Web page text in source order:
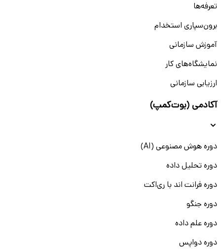
تعرفه‌ها
برون‌سپاری استخدام
آموزش سازمانی
نمایشگاه‌های کار
ارزیابی سازمانی
آکادمی (بوت‌کمپ)
دوره هوش مصنوعی (AI)
دوره تحلیل داده
دوره فرانت اند با ری‌اکت
دوره جنگو
دوره علم داده
دوره دواپس